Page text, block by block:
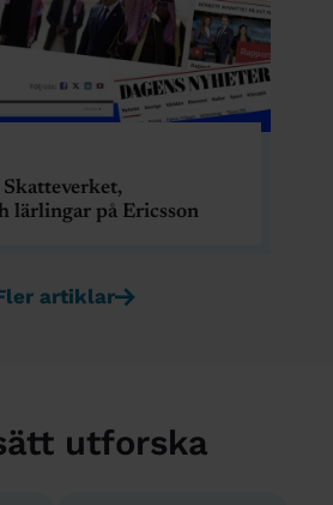
lärlingar på Ericsson
artiklar
utforska